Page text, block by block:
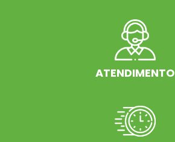
ATENDIMENTO